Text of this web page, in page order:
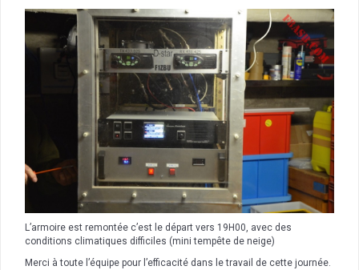
L’armoire est remontée c’est le départ vers 19H00, avec des
conditions climatiques difficiles (mini tempête de neige)
Merci à toute l’équipe pour l’efficacité dans le travail de cette journée.